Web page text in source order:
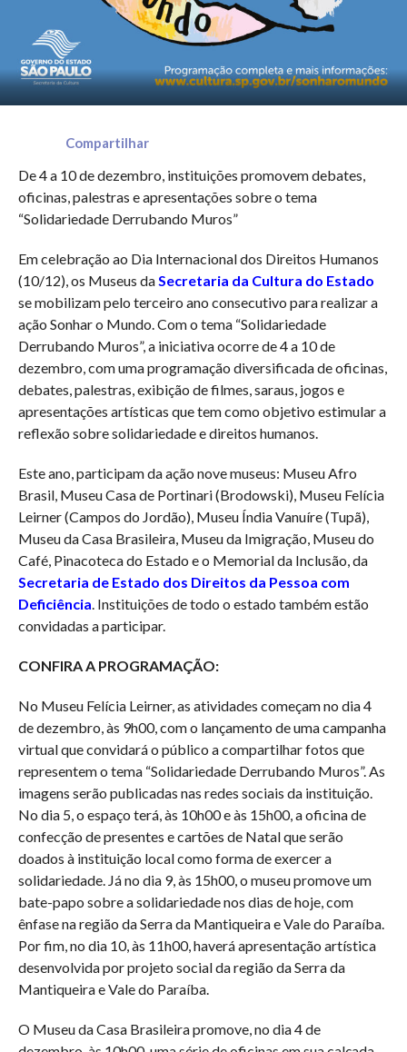
Compartilhar
De 4 a 10 de dezembro, instituições promovem debates,
oficinas, palestras e apresentações sobre o tema
“Solidariedade Derrubando Muros”
Em celebração ao Dia Internacional dos Direitos Humanos
(10/12), os Museus daSecretaria da Cultura do Estado
se mobilizam pelo terceiro ano consecutivo para realizar a
ação Sonhar o Mundo. Com o tema “Solidariedade
Derrubando Muros”, a iniciativa ocorre de 4 a 10 de
dezembro, com uma programação diversificada de oficinas,
debates, palestras, exibição de filmes, saraus, jogos e
apresentações artísticas que tem como objetivo estimular a
reflexão sobre solidariedade e direitos humanos.
Este ano, participam da ação nove museus: Museu Afro
Brasil, Museu Casa de Portinari (Brodowski), Museu Felícia
Leirner (Campos do Jordão), Museu Índia Vanuíre (Tupã),
Museu da Casa Brasileira, Museu da Imigração, Museu do
Café, Pinacoteca do Estado e o Memorial da Inclusão, da
Secretaria de Estado dos Direitos da Pessoa com
Deficiência. Instituições de todo o estado também estão
convidadas a participar.
CONFIRA A PROGRAMAÇÃO:
No Museu Felícia Leirner, as atividades começam no dia 4
de dezembro, às 9h00, com o lançamento de uma campanha
virtual que convidará o público a compartilhar fotos que
representem o tema “Solidariedade Derrubando Muros”. As
imagens serão publicadas nas redes sociais da instituição.
No dia 5, o espaço terá, às 10h00 e às 15h00, a oficina de
confecção de presentes e cartões de Natal que serão
doados à instituição local como forma de exercer a
solidariedade. Já no dia 9, às 15h00, o museu promove um
bate-papo sobre a solidariedade nos dias de hoje, com
ênfase na região da Serra da Mantiqueira e Vale do Paraíba.
Por fim, no dia 10, às 11h00, haverá apresentação artística
desenvolvida por projeto social da região da Serra da
Mantiqueira e Vale do Paraíba.
O Museu da Casa Brasileira promove, no dia 4 de